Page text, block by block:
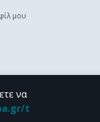
μου
να
t